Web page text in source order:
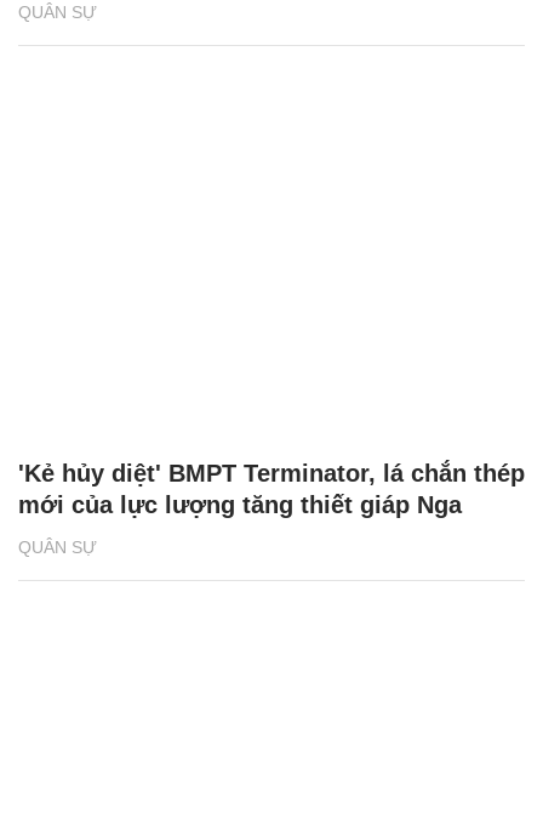
QUÂN SỰ
QUÂN SỰ
'Kẻ hủy diệt' BMPT Terminator, lá chắn thép
mới của lực lượng tăng thiết giáp Nga